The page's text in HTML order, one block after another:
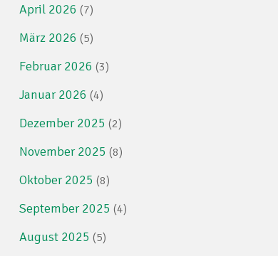
April 2026 (7)
März 2026 (5)
Februar 2026 (3)
Januar 2026 (4)
Dezember 2025 (2)
November 2025 (8)
Oktober 2025 (8)
September 2025 (4)
August 2025 (5)